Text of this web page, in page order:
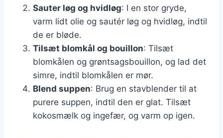
Sauter løg og hvidløg: I en stor gryde,
varm lidt olie og sautér løg og hvidløg, indtil
de er bløde.
Tilsæt blomkål og bouillon: Tilsæt
blomkålen og grøntsagsbouillon, og lad det
simre, indtil blomkålen er mør.
Blend suppen: Brug en stavblender til at
purere suppen, indtil den er glat. Tilsæt
kokosmælk og ingefær, og varm op igen.